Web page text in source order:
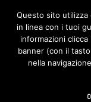
Questo sito utilizza
in linea con i tuoi
informazioni
banner (con il
nella